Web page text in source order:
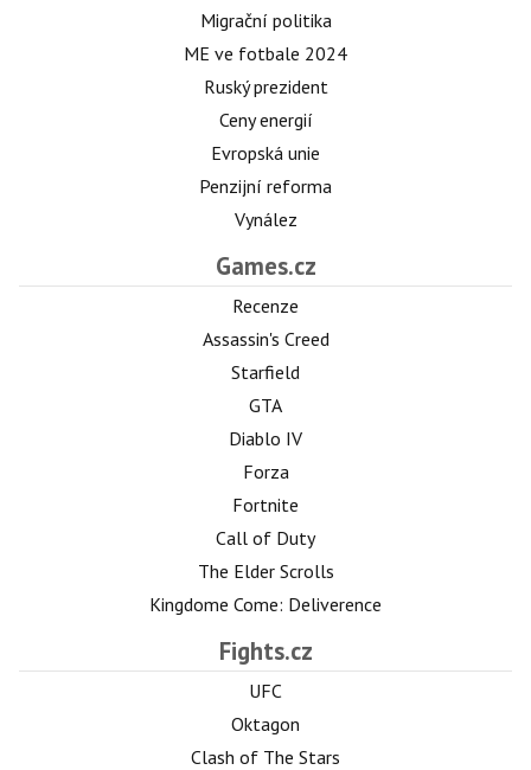
Migrační politika
ME ve fotbale 2024
Ruský prezident
Ceny energií
Evropská unie
Penzijní reforma
Vynález
Games.cz
Recenze
Assassin's Creed
Starfield
GTA
Diablo IV
Forza
Fortnite
Call of Duty
The Elder Scrolls
Kingdome Come: Deliverence
Fights.cz
UFC
Oktagon
Clash of The Stars